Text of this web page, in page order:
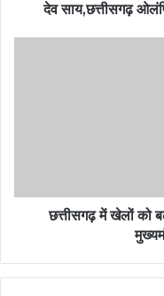
देव साय,छत्तीसगढ़
छत्तीसगढ़ में खेलों को